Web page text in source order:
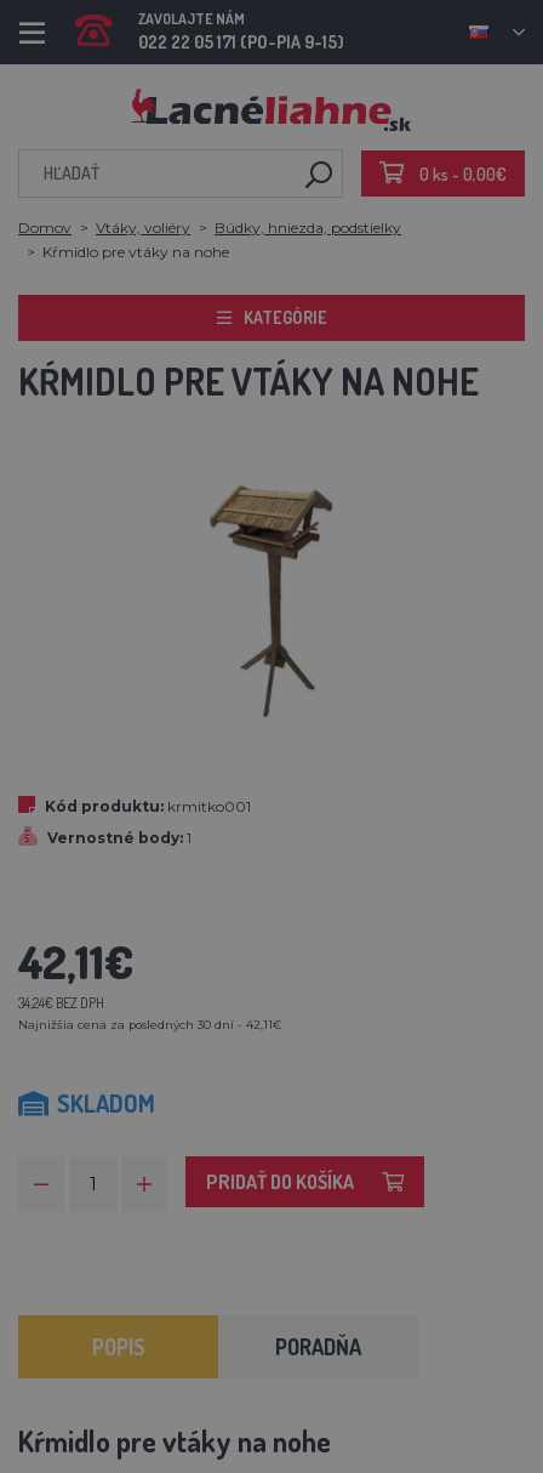
ZAVOLAJTE NÁM
022 22 05 171 (PO-PIA 9-15)
0 ks - 0,00€
Domov Vtáky, voliéry
Búdky, hniezda, podstielky
Kŕmidlo pre vtáky na nohe
KATEGÓRIE
KŔMIDLO PRE VTÁKY NA NOHE
Kód produktu: krmitko001
Vernostné body: 1
42,11€
34,24€ BEZ DPH
Najnižšia cena za posledných 30 dní - 42,11€
SKLADOM
PRIDAŤ DO KOŠÍKA
POPIS PORADŇA
Kŕmidlo pre vtáky na nohe